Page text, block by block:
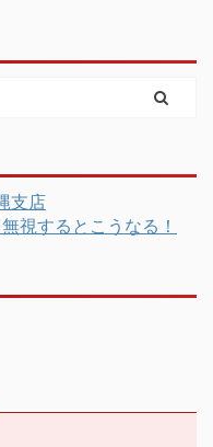
支店
視するとこうなる！